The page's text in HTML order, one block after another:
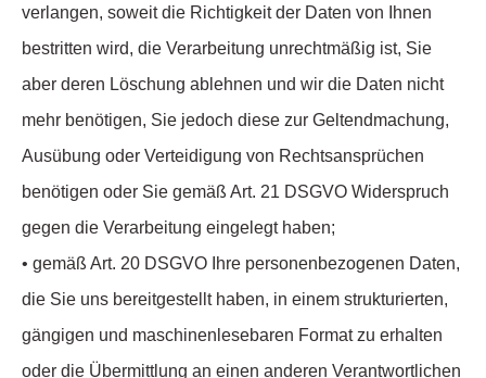
verlangen, soweit die Richtigkeit der Daten von Ihnen
bestritten wird, die Verarbeitung unrechtmäßig ist, Sie
aber deren Löschung ablehnen und wir die Daten nicht
mehr benötigen, Sie jedoch diese zur Geltendmachung,
Ausübung oder Verteidigung von Rechtsansprüchen
benötigen oder Sie gemäß Art. 21 DSGVO Widerspruch
gegen die Verarbeitung eingelegt haben;
• gemäß Art. 20 DSGVO Ihre personenbezogenen Daten,
die Sie uns bereitgestellt haben, in einem strukturierten,
gängigen und maschinenlesebaren Format zu erhalten
oder die Übermittlung an einen anderen Verantwortlichen